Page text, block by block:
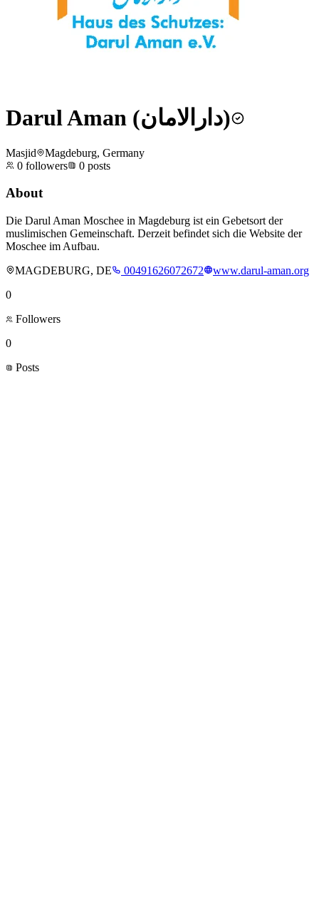
Darul Aman (دارالامان)
Masjid
Magdeburg, Germany
0 followers 0 posts
About
Die Darul Aman Moschee in Magdeburg ist ein Gebetsort der
muslimischen Gemeinschaft. Derzeit befindet sich die Website der
Moschee im Aufbau.
MAGDEBURG, DE
00491626072672
www.darul-aman.org
0
Followers
0
Posts